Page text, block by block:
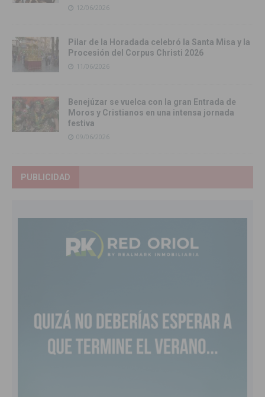
12/06/2026
Pilar de la Horadada celebró la Santa Misa y la
Procesión del Corpus Christi 2026
11/06/2026
Benejúzar se vuelca con la gran Entrada de
Moros y Cristianos en una intensa jornada
festiva
09/06/2026
PUBLICIDAD